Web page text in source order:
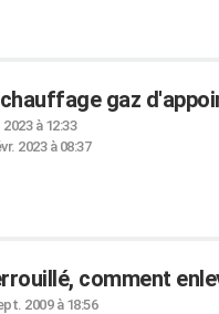
gaz
2023 à 12:33
2023 à 08:37
comment
2009 à 18:56